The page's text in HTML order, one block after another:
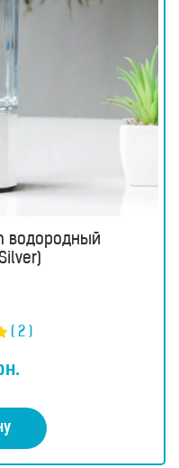
водородный
( 2 )